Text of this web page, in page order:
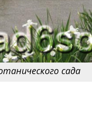
сада